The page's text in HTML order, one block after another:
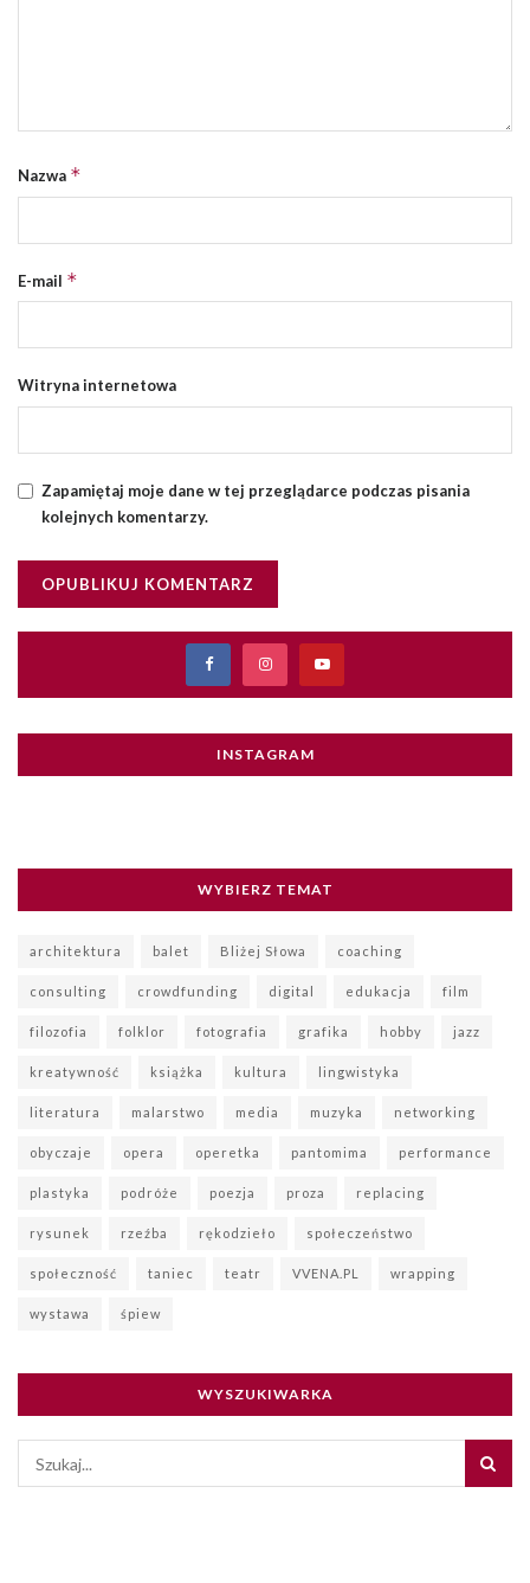
Nazwa *
E-mail *
Witryna internetowa
Zapamiętaj moje dane w tej przeglądarce podczas pisania
kolejnych komentarzy.
INSTAGRAM
WYBIERZ TEMAT
architektura balet Bliżej Słowa coaching
consulting crowdfunding digital edukacja film
filozofia folklor fotografia grafika hobby jazz
kreatywność książka kultura lingwistyka
literatura malarstwo media muzyka networking
obyczaje opera operetka pantomima performance
plastyka podróże poezja proza replacing
rysunek rzeźba rękodzieło społeczeństwo
społeczność taniec teatr VVENA.PL wrapping
wystawa śpiew
WYSZUKIWARKA